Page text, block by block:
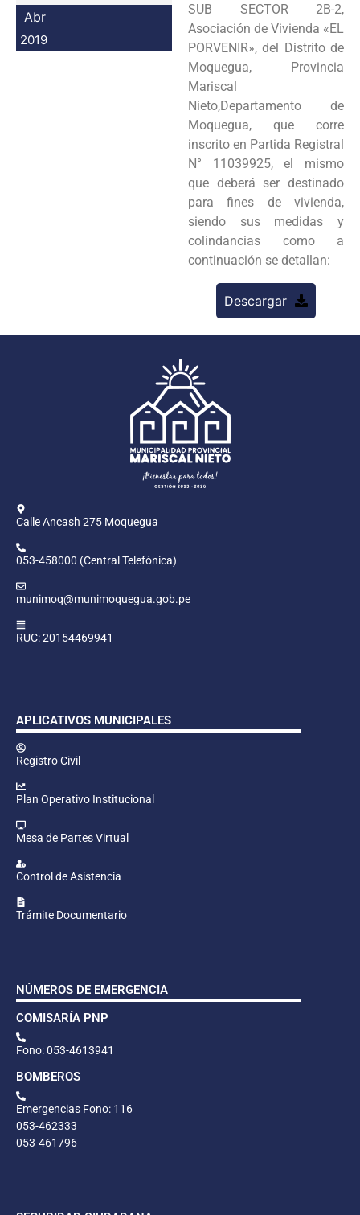
Abr
2019
SUB SECTOR 2B-2,
Asociación de Vivienda «EL
PORVENIR», del Distrito de
Moquegua, Provincia
Mariscal
Nieto,Departamento de
Moquegua, que corre
inscrito en Partida Registral
N° 11039925, el mismo
que deberá ser destinado
para fines de vivienda,
siendo sus medidas y
colindancias como a
continuación se detallan:
Descargar
Calle Ancash 275 Moquegua
053-458000 (Central Telefónica)
munimoq@munimoquegua.gob.pe
RUC: 20154469941
APLICATIVOS MUNICIPALES
Registro Civil
Plan Operativo Institucional
Mesa de Partes Virtual
Control de Asistencia
Trámite Documentario
NÚMEROS DE EMERGENCIA
COMISARÍA PNP
Fono: 053-4613941
BOMBEROS
Emergencias Fono: 116
053-462333
053-461796